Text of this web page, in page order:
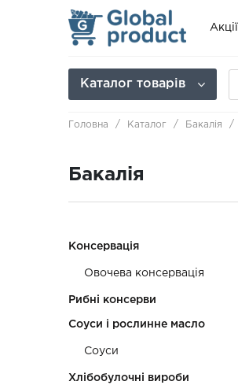
Акції
Каталог товарів
Головна Каталог Бакалія
Бакалія
Консервація
Овочева консервація
Рибні консерви
Соуси і рослинне масло
Соуси
Хлібобулочні вироби